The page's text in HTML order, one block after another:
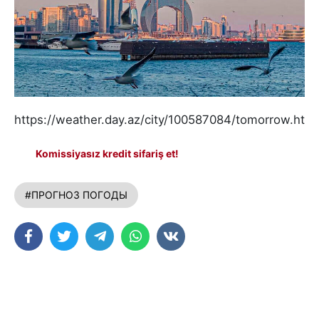
https://weather.day.az/city/100587084/tomorrow.html
Komissiyasız kredit sifariş et!
#ПРОГНОЗ ПОГОДЫ